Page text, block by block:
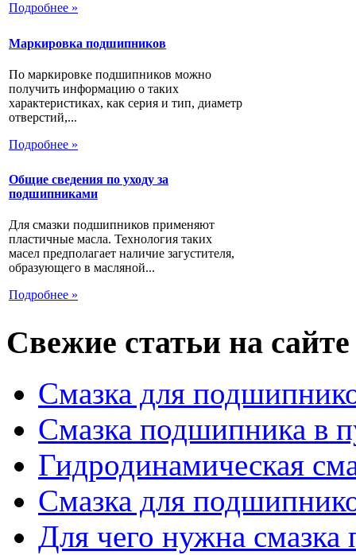
Подробнее »
Маркировка подшипников
По маркировке подшипников можно
получить информацию о таких
характеристиках, как серия и тип, диаметр
отверстий,...
Подробнее »
Общие сведения по уходу за
подшипниками
Для смазки подшипников применяют
пластичные масла. Технология таких
масел предполагает наличие загустителя,
образующего в масляной...
Подробнее »
Свежие статьи на сайте
Смазка для
Смазка подшипника в
Гидродинамическая
Смазка для
Для чего нужна